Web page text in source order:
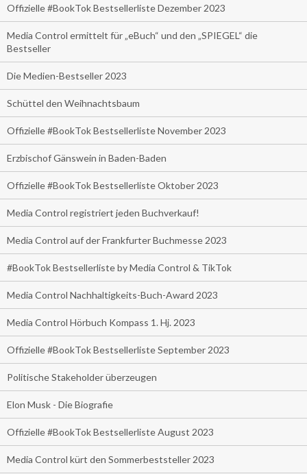
Offizielle #BookTok Bestsellerliste Dezember 2023
Media Control ermittelt für „eBuch“ und den „SPIEGEL“ die
Bestseller
Die Medien-Bestseller 2023
Schüttel den Weihnachtsbaum
Offizielle #BookTok Bestsellerliste November 2023
Erzbischof Gänswein in Baden-Baden
Offizielle #BookTok Bestsellerliste Oktober 2023
Media Control registriert jeden Buchverkauf!
Media Control auf der Frankfurter Buchmesse 2023
#BookTok Bestsellerliste by Media Control & TikTok
Media Control Nachhaltigkeits-Buch-Award 2023
Media Control Hörbuch Kompass 1. Hj. 2023
Offizielle #BookTok Bestsellerliste September 2023
Politische Stakeholder überzeugen
Elon Musk - Die Biografie
Offizielle #BookTok Bestsellerliste August 2023
Media Control kürt den Sommerbeststeller 2023